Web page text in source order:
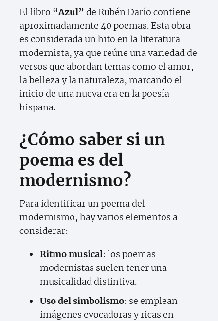
El libro “Azul” de Rubén Darío contiene
aproximadamente 40 poemas. Esta obra
es considerada un hito en la literatura
modernista, ya que reúne una variedad de
versos que abordan temas como el amor,
la belleza y la naturaleza, marcando el
inicio de una nueva era en la poesía
hispana.
¿Cómo saber si un
poema es del
modernismo?
Para identificar un poema del
modernismo, hay varios elementos a
considerar:
Ritmo musical: los poemas
modernistas suelen tener una
musicalidad distintiva.
Uso del simbolismo: se emplean
imágenes evocadoras y ricas en